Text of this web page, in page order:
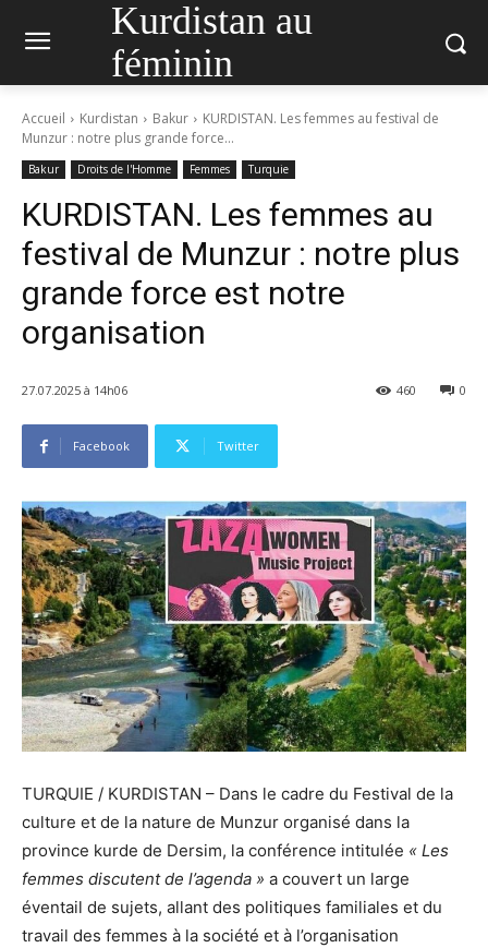
Kurdistan au
féminin
Accueil Kurdistan Bakur
KURDISTAN. Les femmes au festival de
Munzur : notre plus grande force...
Bakur Droits de l'Homme Femmes Turquie
KURDISTAN. Les femmes au
festival de Munzur : notre plus
grande force est notre
organisation
27.07.2025 à 14h06 0
460
Facebook Twitter
TURQUIE / KURDISTAN – Dans le cadre du Festival de la
culture et de la nature de Munzur organisé dans la
province kurde de Dersim, la conférence intitulée « Les
femmes discutent de l’agenda » a couvert un large
éventail de sujets, allant des politiques familiales et du
travail des femmes à la société et à l’organisation